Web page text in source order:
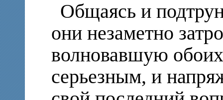
Общаясь и
они незаметно
волновавшую обоих
серьезным, и